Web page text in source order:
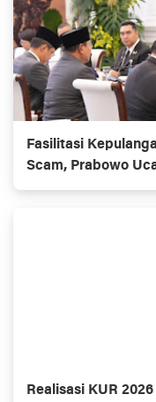
Fasilitasi
Scam, Prabowo
Thailand
Realisasi KUR 2026